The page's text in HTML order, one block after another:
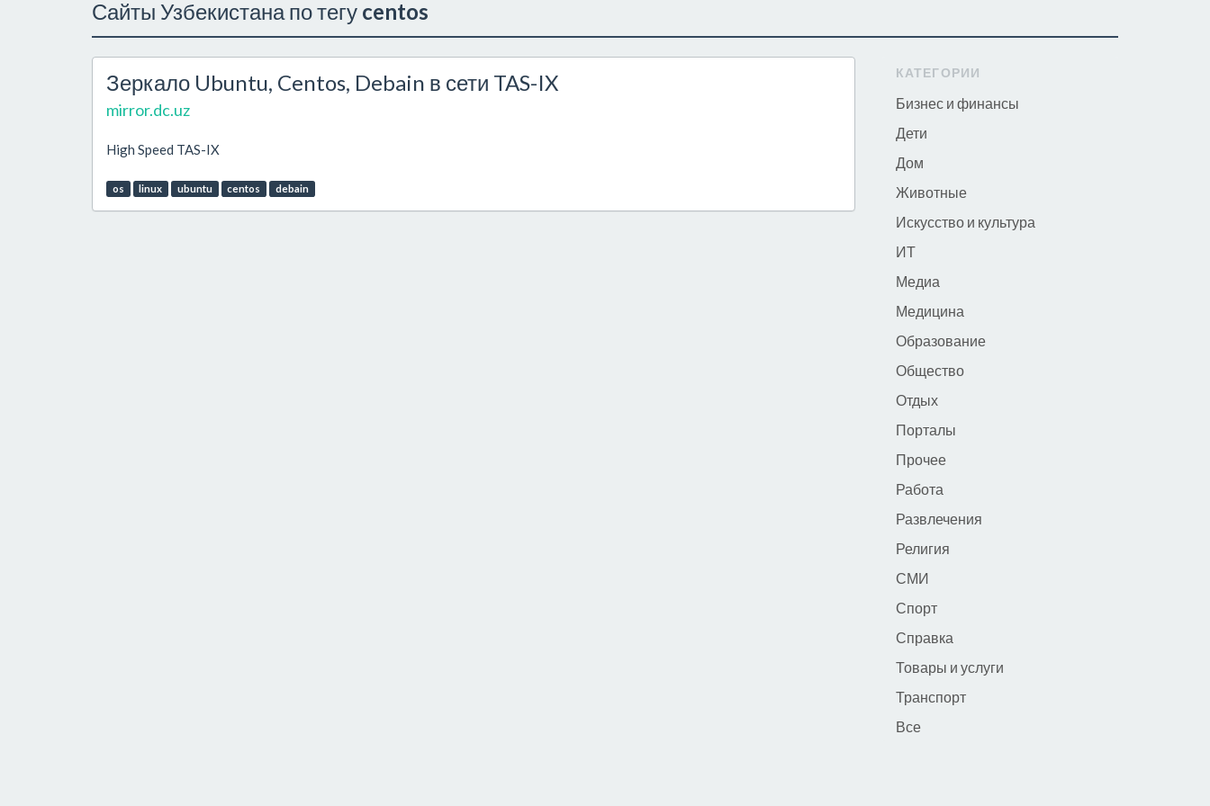
Сайты Узбекистана по тегу centos
Зеркало Ubuntu, Centos, Debain в сети TAS-IX
mirror.dc.uz
High Speed TAS-IX
os linux ubuntu centos debain
КАТЕГОРИИ
Бизнес и финансы
Дети
Дом
Животные
Искусство и культура
ИТ
Медиа
Медицина
Образование
Общество
Отдых
Порталы
Прочее
Работа
Развлечения
Религия
СМИ
Спорт
Справка
Товары и услуги
Транспорт
Все